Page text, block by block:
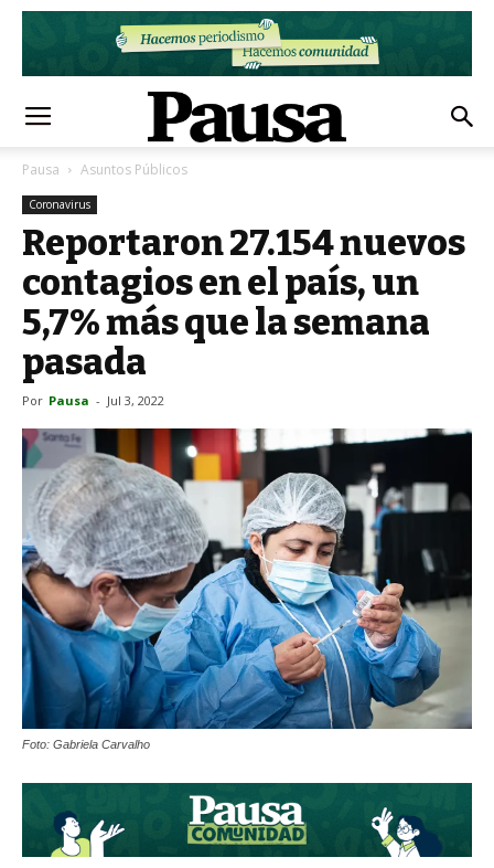
Pausa Asuntos Públicos
Coronavirus
Reportaron 27.154 nuevos
contagios en el país, un
5,7% más que la semana
pasada
Por Pausa - Jul 3, 2022
Foto: Gabriela Carvalho